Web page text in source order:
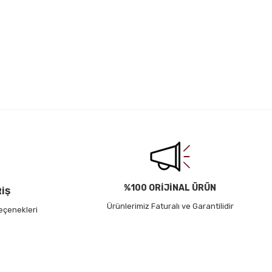
%100 ORİJİNAL ÜRÜN
Ürünlerimiz Faturalı ve Garantilidir